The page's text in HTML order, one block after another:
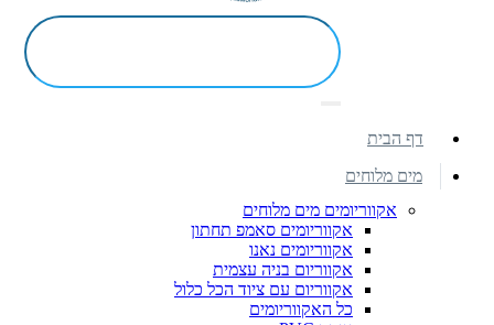
דף הבית
מים מלוחים
אקווריומים מים מלוחים
אקווריומים סאמפ תחתון
אקווריומים נאנו
אקווריום בניה עצמית
אקווריום עם ציוד הכל כלול
כל האקווריומים